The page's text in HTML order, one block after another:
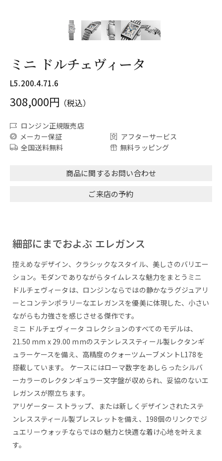
ミニ ドルチェヴィータ
L5.200.4.71.6
308,000円 （税込）
ロンジン正規販売店
メーカー保証
アフターサービス
全国送料無料
無料ラッピング
商品に関するお問い合わせ
ご来店の予約
細部にまでおよぶ エレガンス
控えめなデザイン、クラシックなスタイル、美しさのバリエー
ション。モダンでありながらタイムレスな魅力をまとうミニ
ドルチェヴィータは、ロンジンならではの静かなラグジュアリ
ーとコンテンポラリーなエレガンスを優美に体現した、小さい
ながらも力強さを感じさせる傑作です。
ミニ ドルチェヴィータ コレクションのすべてのモデルは、
21.50 mm x 29.00 mmのステンレススティール製レクタンギ
ュラーケースを備え、高精度のクォーツムーブメントL178を
搭載しています。 ケースにはローマ数字をあしらったシルバ
ーカラーのレクタンギュラー文字盤が収められ、妥協のないエ
レガンスが際立ちます。
アリゲーター ストラップ、または新しくデザインされたステ
ンレススティール製ブレスレットを備え、198個のリンクでジ
ュエリーウォッチならではの魅力と快適な着け心地を叶えま
す。